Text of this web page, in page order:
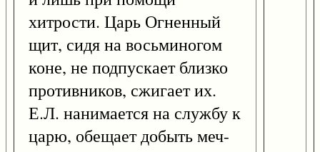
хитрости. Царь Огненный
щит, сидя на восьминогом
коне, не подпускает близко
противников, сжигает их.
Е.Л. нанимается на службу к
царю, обещает добыть меч-